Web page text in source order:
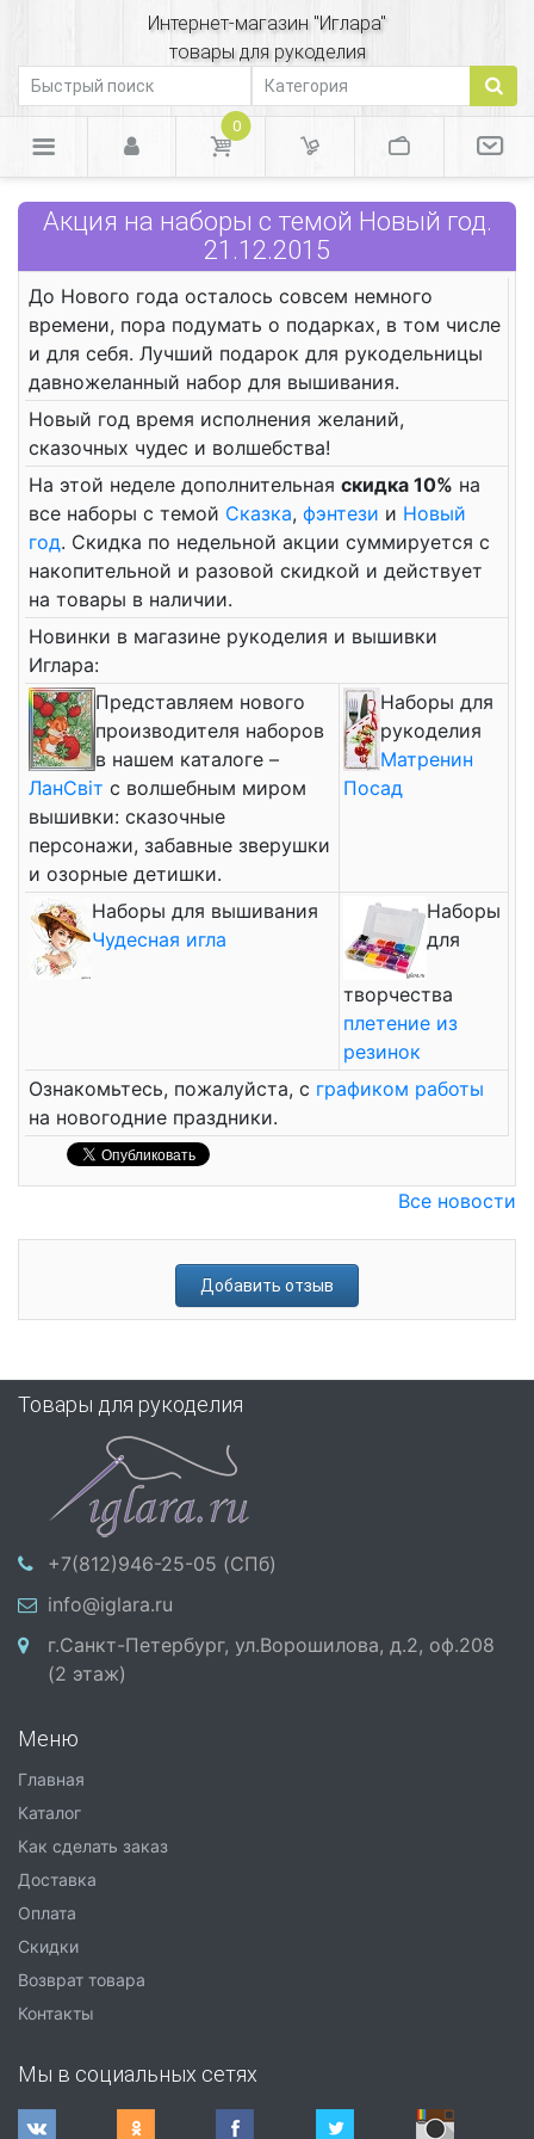
Интернет-магазин "Иглара"
товары для рукоделия
0
Акция на наборы с темой Новый год.
21.12.2015
До Нового года осталось совсем немного
времени, пора подумать о подарках, в том числе
и для себя. Лучший подарок для рукодельницы
давножеланный набор для вышивания.
Новый год время исполнения желаний,
сказочных чудес и волшебства!
На этой неделе дополнительная скидка 10% на
все наборы с темой Сказка, фэнтези и Новый
год. Скидка по недельной акции суммируется с
накопительной и разовой скидкой и действует
на товары в наличии.
Новинки в магазине рукоделия и вышивки
Иглара:
Представляем нового
производителя наборов
в нашем каталоге –
ЛанСвiт с волшебным миром
вышивки: сказочные
персонажи, забавные зверушки
и озорные детишки.
Наборы для
рукоделия
Матренин
Посад
Наборы для вышивания
Чудесная игла
Наборы
для
творчества
плетение из
резинок
Ознакомьтесь, пожалуйста, с графиком работы
на новогодние праздники.
Все новости
Добавить отзыв
Товары для рукоделия
+7(812)946-25-05 (СПб)
info@iglara.ru
г.Санкт-Петербург, ул.Ворошилова, д.2, оф.208
(2 этаж)
Меню
Главная
Каталог
Как сделать заказ
Доставка
Оплата
Скидки
Возврат товара
Контакты
Мы в социальных сетях